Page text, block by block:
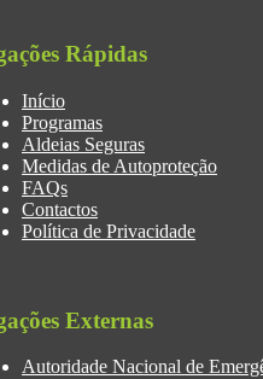
Rápidas
Início
Programas
Aldeias Seguras
Medidas de Autoproteção
FAQs
Contactos
Política de Privacidade
Externas
Autoridade Nacional de